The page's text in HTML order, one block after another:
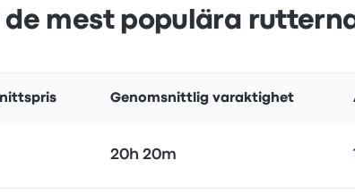
de mest populära
Genomsnittlig varaktighet
20h 20m